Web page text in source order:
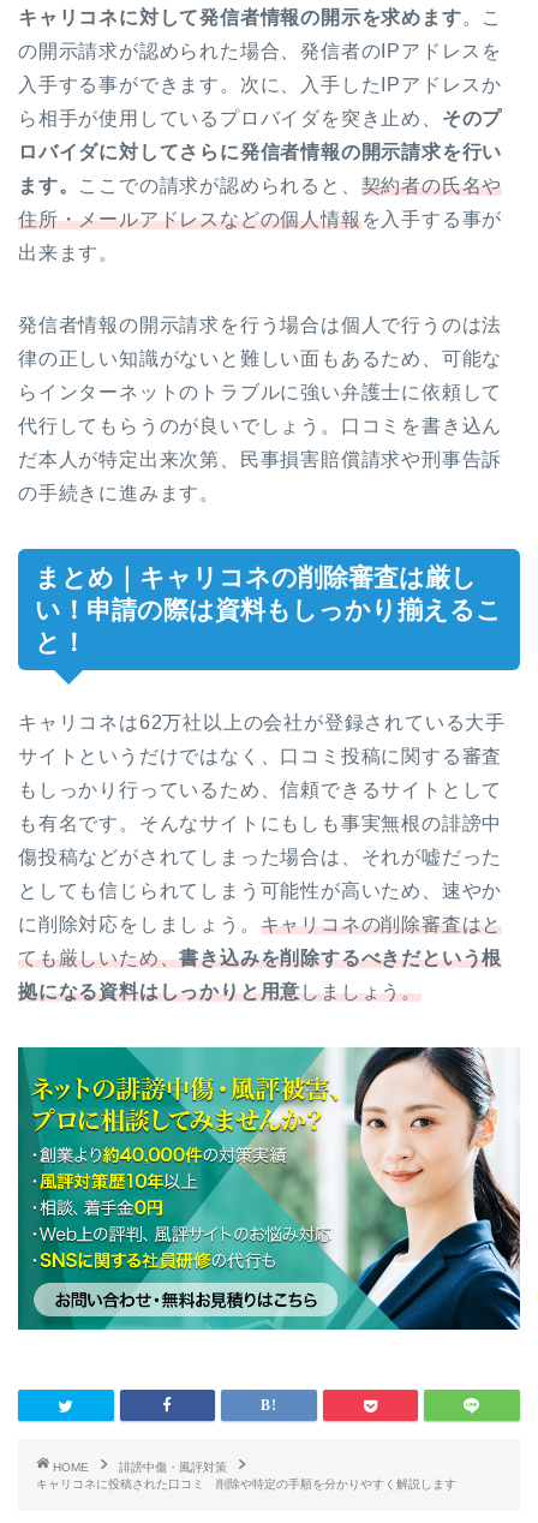
キャリコネに対して発信者情報の開示を求めます。こ
の開示請求が認められた場合、発信者のIPアドレスを
入手する事ができます。次に、入手したIPアドレスか
ら相手が使用しているプロバイダを突き止め、 そのプ
ロバイダに対してさらに発信者情報の開示請求を行い
ます。 ここでの請求が認められると、 契約者の氏名や
住所・メールアドレスなどの個人情報を入手する事が
出来ます。
発信者情報の開示請求を行う場合は個人で行うのは法
律の正しい知識がないと難しい面もあるため、可能な
らインターネットのトラブルに強い弁護士に依頼して
代行してもらうのが良いでしょう。口コミを書き込ん
だ本人が特定出来次第、民事損害賠償請求や刑事告訴
の手続きに進みます。
まとめ｜キャリコネの削除審査は厳し
い！申請の際は資料もしっかり揃えるこ
と！
キャリコネは62万社以上の会社が登録されている大手
サイトというだけではなく、口コミ投稿に関する審査
もしっかり行っているため、信頼できるサイトとして
も有名です。そんなサイトにもしも事実無根の誹謗中
傷投稿などがされてしまった場合は、それが嘘だった
としても信じられてしまう可能性が高いため、速やか
に削除対応をしましょう。 キャリコネの削除審査はと
ても厳しいため、書き込みを削除するべきだという根
拠になる資料はしっかりと用意しましょう。
HOME
誹謗中傷・風評対策
キャリコネに投稿された口コミ 削除や特定の手順を分かりやすく解説します